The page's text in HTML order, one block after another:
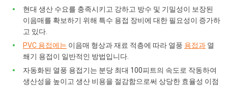
현대 생산 수요를 충족시키고 강하고 방수 및 기밀성이 보장된
이음매를 확보하기 위해 특수 용접 장비에 대한 필요성이 증가하
고 있다.
PVC 용접에는 이음매 형상과 재료 적층에 따라 열풍 용접과 열
쐐기 용접이 일반적인 방법입니다.
자동화된 열풍 용접기는 분당 최대 100피트의 속도로 작동하여
생산성을 높이고 생산 비용을 절감함으로써 상당한 효율성 이점